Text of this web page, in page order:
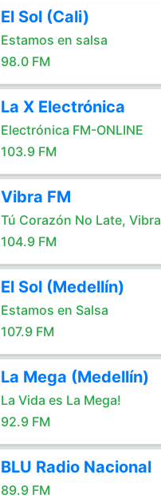
El Sol (Cali)
Estamos en salsa
98.0 FM
La X Electrónica
Electrónica FM-ONLINE
103.9 FM
Vibra FM
Tú Corazón No Late, Vibra
104.9 FM
El Sol (Medellín)
Estamos en Salsa
107.9 FM
La Mega (Medellín)
La Vida es La Mega!
92.9 FM
BLU Radio Nacional
89.9 FM